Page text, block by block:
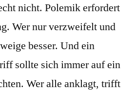
nicht. Polemik erfordert
Wer nur verzweifelt und
besser. Und ein
sollte sich immer auf ein
Wer alle anklagt, trifft